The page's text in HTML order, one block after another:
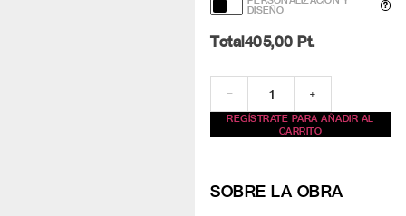
DISEÑO
?
Total405,00 Pt.
− +
REGÍSTRATE PARA AÑADIR AL
CARRITO
SOBRE LA OBRA